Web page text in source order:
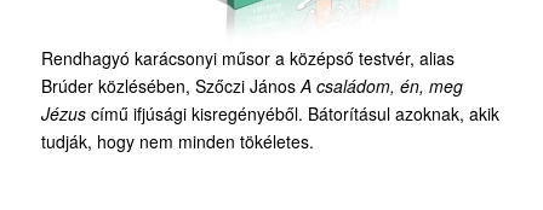
Rendhagyó karácsonyi műsor a középső testvér, alias
Brúder közlésében, Szőczi János A családom, én, meg
Jézuscímű ifjúsági kisregényéből. Bátorításul azoknak, akik
tudják, hogy nem minden tökéletes.